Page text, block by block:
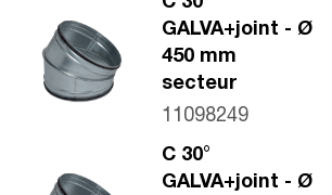
GALVA+joint - Ø
450 mm
secteur
11098249
C 30°
GALVA+joint - Ø